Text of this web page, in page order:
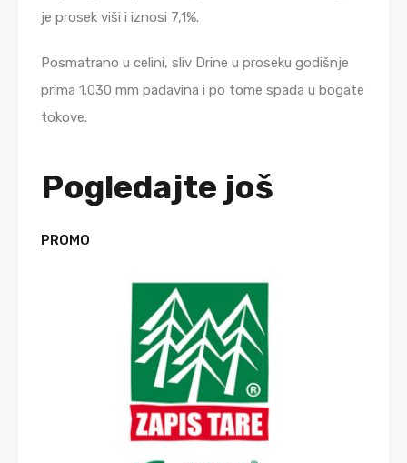
je prosek viši i iznosi 7,1%.
Posmatrano u celini, sliv Drine u proseku godišnje
prima 1.030 mm padavina i po tome spada u bogate
tokove.
Pogledajte još
PROMO